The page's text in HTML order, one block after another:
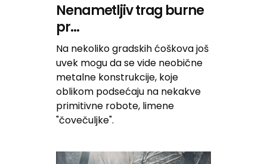
Nenametljiv trag burne
pr...
Na nekoliko gradskih ćoškova još
uvek mogu da se vide neobične
metalne konstrukcije, koje
oblikom podsećaju na nekakve
primitivne robote, limene
"čovečuljke".